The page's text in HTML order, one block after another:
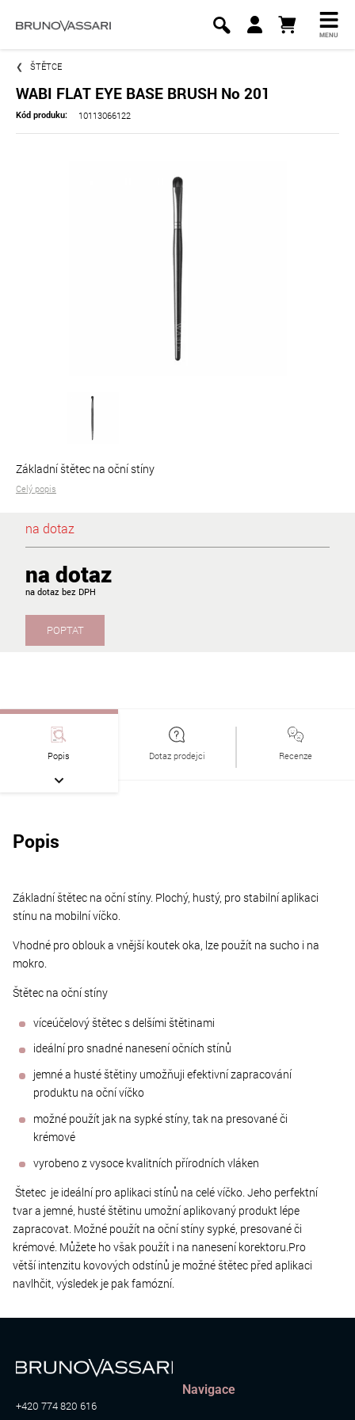
MENU
ŠTĚTCE
WABI FLAT EYE BASE BRUSH No 201
Kód produku: 10113066122
Základní štětec na oční stíny
Celý popis
na dotaz
na dotaz
na dotaz
POPTAT
Popis Dotaz prodejci Recenze
Popis
Základní štětec na oční stíny. Plochý, hustý, pro stabilní aplikaci
stínu na mobilní víčko.
Vhodné pro oblouk a vnější koutek oka, lze použít na sucho i na
mokro.
Štětec na oční stíny
víceúčelový štětec s delšími štětinami
ideální pro snadné nanesení očních stínů
jemné a husté štětiny umožňuji efektivní zapracování
produktu na oční víčko
možné použít jak na sypké stíny, tak na presované či
krémové
vyrobeno z vysoce kvalitních přírodních vláken
Štetec je ideální pro aplikaci stínů na celé víčko. Jeho perfektní
tvar a jemné, husté štětinu umožní aplikovaný produkt lépe
zapracovat. Možné použít na oční stíny sypké, presované či
krémové. Můžete ho však použít i na nanesení korektoru.Pro
větší intenzitu kovových odstínů je možné štětec před aplikaci
navlhčit, výsledek je pak famózní.
+420 774 820 616
Navigace